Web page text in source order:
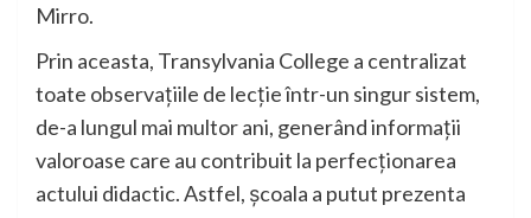
Mirro.
Prin aceasta, Transylvania College a centralizat
toate observațiile de lecție într-un singur sistem,
de-a lungul mai multor ani, generând informații
valoroase care au contribuit la perfecționarea
actului didactic. Astfel, școala a putut prezenta